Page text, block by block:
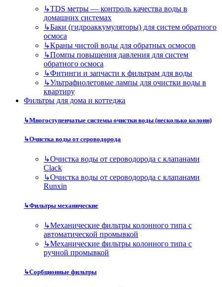
↳TDS метры — контроль качества воды в
домашних системах
↳Баки (гидроаккумуляторы) для систем обратного
осмоса
↳Краны чистой воды для обратных осмосов
↳Помпы повышения давления для систем
обратного осмоса
↳Фитинги и запчасти к фильтрам для воды
↳Ультрафиолетовые лампы для очистки воды в
квартиру
Фильтры для дома и коттеджа
↳Многоступенчатые системы очистки воды (несколько колонн)
↳Очистка воды от сероводорода
↳Очистка воды от сероводорода с клапанами
Clack
↳Очистка воды от сероводорода с клапанами
Runxin
↳Фильтры механические
↳Механические фильтры колонного типа с
автоматической промывкой
↳Механические фильтры колонного типа с
ручной промывкой
↳Сорбционные фильтры